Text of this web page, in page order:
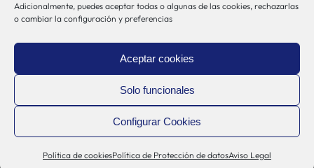
Adicionalmente, puedes aceptar todas o algunas de las cookies, rechazarlas
o cambiar la configuración y preferencias
Aceptar cookies
Solo funcionales
Configurar Cookies
Política de cookiesPolítica de Protección de datosAviso Legal
Osakidetza
Política de Privacidad
Política de Cookies